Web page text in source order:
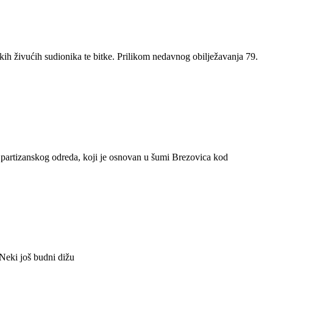
živućih sudionika te bitke. Prilikom nedavnog obilježavanja 79.
odreda, koji je osnovan u šumi Brezovica kod
još budni dižu